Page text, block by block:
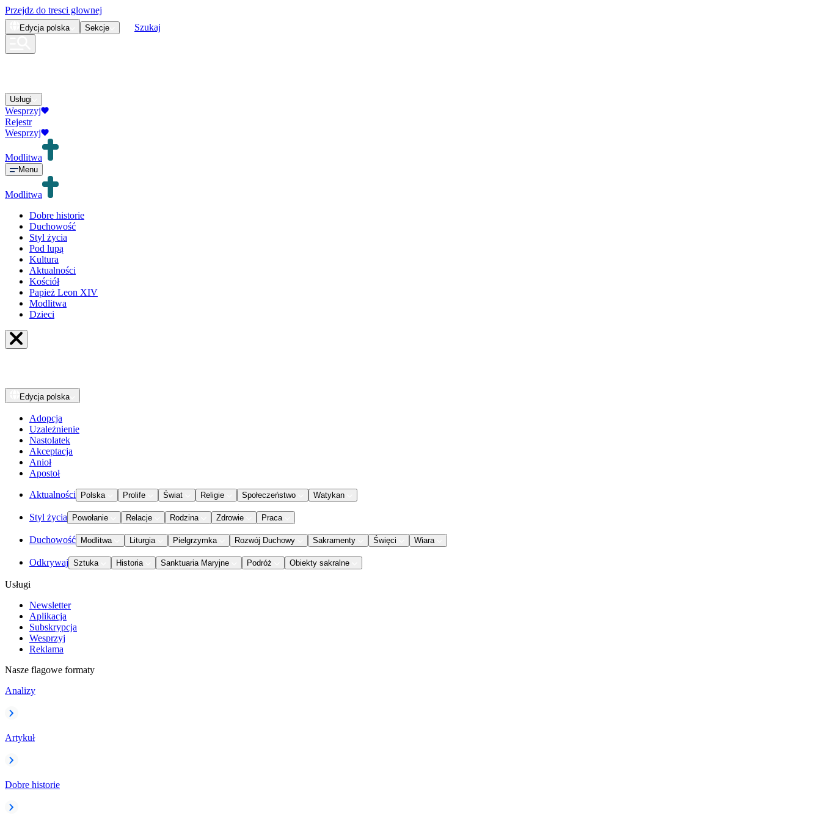
Przejdz do tresci glownej
Edycja polska Sekcje Szukaj
Usługi
Wesprzyj
Rejestr
Wesprzyj
Modlitwa
Menu
Modlitwa
Dobre historie
Duchowość
Styl życia
Pod lupą
Kultura
Aktualności
Kościół
Papież Leon XIV
Modlitwa
Dzieci
Edycja polska
Adopcja
Uzależnienie
Nastolatek
Akceptacja
Anioł
Apostoł
Aktualności Polska Prolife Świat Religie Społeczeństwo Watykan
Styl życia Powołanie Relacje Rodzina Zdrowie Praca
Duchowość Modlitwa Liturgia Pielgrzymka Rozwój Duchowy Sakramenty Święci Wiara
Odkrywaj Sztuka Historia Sanktuaria Maryjne Podróż Obiekty sakralne
Usługi
Newsletter
Aplikacja
Subskrypcja
Wesprzyj
Reklama
Nasze flagowe formaty
Analizy
Artykuł
Dobre historie